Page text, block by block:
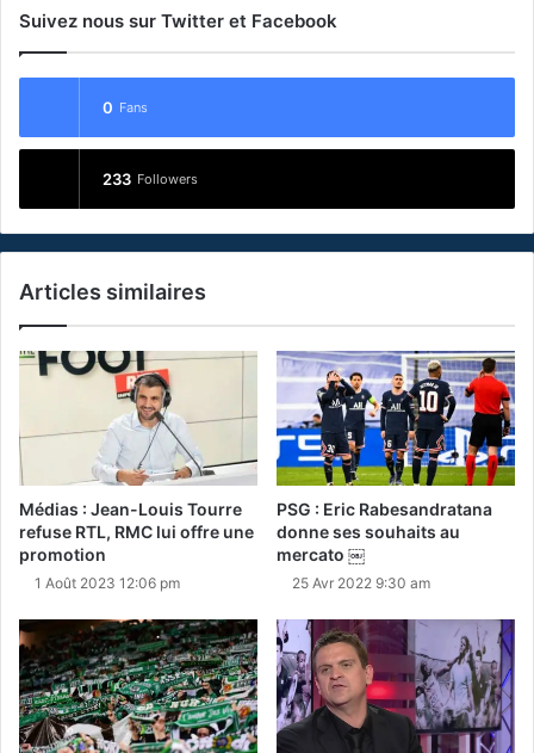
Suivez nous sur Twitter et Facebook
0 Fans
233 Followers
Articles similaires
Médias : Jean-Louis Tourre
refuse RTL, RMC lui offre une
promotion
1 Août 2023 12:06 pm
PSG : Eric Rabesandratana
donne ses souhaits au
mercato ￼
25 Avr 2022 9:30 am